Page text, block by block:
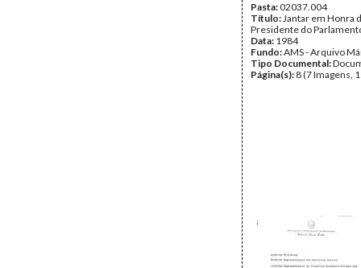
Pasta:02037.004
Título:Jantar em Honra
Presidente do
Data: 1984
Fundo:AMS - Arquivo
Tipo Documental:
Página(s): 8 (7 Imagens,